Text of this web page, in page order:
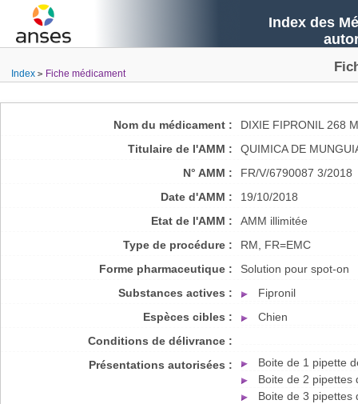
Index des
Index Fiche médicament
Nom du médicament :
DIXIE FIPRONIL 268
Titulaire de l'AMM :
QUIMICA DE
N° AMM :
FR/V/6790087 3/2018
Date d'AMM :
19/10/2018
Etat de l'AMM :
AMM illimitée
Type de procédure :
RM, FR=EMC
Forme pharmaceutique :
Solution pour spot-on
Substances actives :
Fipronil
Espèces cibles :
Chien
Conditions de délivrance :
Présentations autorisées :
Boite de 1 pipette
Boite de 2 pipettes
Boite de 3 pipettes